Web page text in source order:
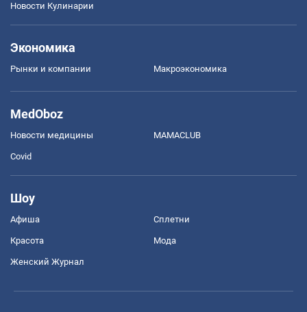
Новости Кулинарии
Экономика
Рынки и компании Mакроэкономика
MedOboz
Новости медицины MAMACLUB
Covid
Шоу
Афиша Сплетни
Красота Мода
Женский Журнал